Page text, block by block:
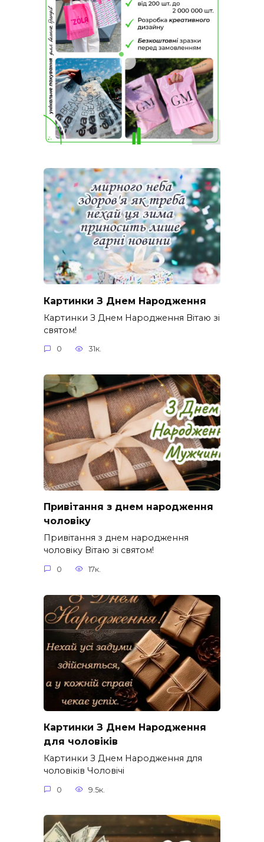
Картинки З Днем Народження
Картинки З Днем Народження Вітаю зі
святом!
0 31к.
Привітання з днем народження
чоловіку
Привітання з днем народження
чоловіку Вітаю зі святом!
0 17к.
Картинки З Днем Народження
для чоловіків​
Картинки З Днем Народження для
чоловіків​ Чоловічі
0 9.5к.